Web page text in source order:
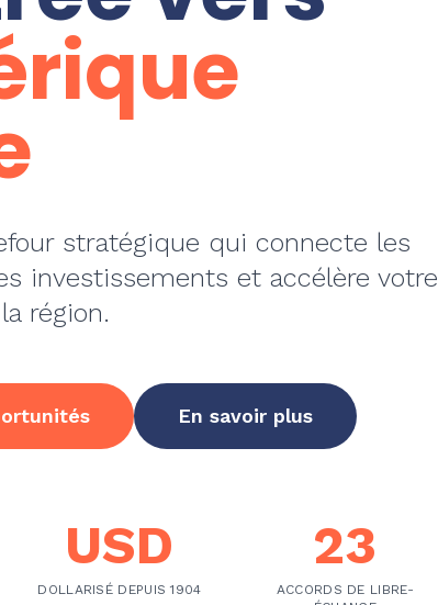
stratégique qui connecte les
investissements et accélère votre
région.
En savoir plus
USD
DOLLARISÉ DEPUIS 1904
23
ACCORDS DE LIBRE-